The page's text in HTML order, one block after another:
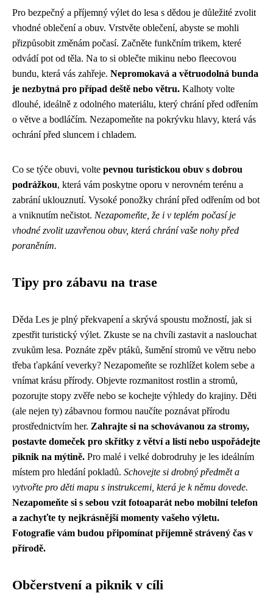
Pro bezpečný a příjemný výlet do lesa s dědou je důležité zvolit
vhodné oblečení a obuv. Vrstvěte oblečení, abyste se mohli
přizpůsobit změnám počasí. Začněte funkčním trikem, které
odvádí pot od těla. Na to si oblečte mikinu nebo fleecovou
bundu, která vás zahřeje. Nepromokavá a větruodolná bunda
je nezbytná pro případ deště nebo větru. Kalhoty volte
dlouhé, ideálně z odolného materiálu, který chrání před odřením
o větve a bodláčím. Nezapomeňte na pokrývku hlavy, která vás
ochrání před sluncem i chladem.
Co se týče obuvi, volte pevnou turistickou obuv s dobrou
podrážkou, která vám poskytne oporu v nerovném terénu a
zabrání uklouznutí. Vysoké ponožky chrání před odřením od bot
a vniknutím nečistot. Nezapomeňte, že i v teplém počasí je
vhodné zvolit uzavřenou obuv, která chrání vaše nohy před
poraněním.
Tipy pro zábavu na trase
Děda Les je plný překvapení a skrývá spoustu možností, jak si
zpestřit turistický výlet. Zkuste se na chvíli zastavit a naslouchat
zvukům lesa. Poznáte zpěv ptáků, šumění stromů ve větru nebo
třeba ťapkání veverky? Nezapomeňte se rozhlížet kolem sebe a
vnímat krásu přírody. Objevte rozmanitost rostlin a stromů,
pozorujte stopy zvěře nebo se kochejte výhledy do krajiny. Děti
(ale nejen ty) zábavnou formou naučíte poznávat přírodu
prostřednictvím her. Zahrajte si na schovávanou za stromy,
postavte domeček pro skřítky z větví a listí nebo uspořádejte
piknik na mýtině. Pro malé i velké dobrodruhy je les ideálním
místem pro hledání pokladů. Schovejte si drobný předmět a
vytvořte pro děti mapu s instrukcemi, která je k němu dovede.
Nezapomeňte si s sebou vzít fotoaparát nebo mobilní telefon
a zachyťte ty nejkrásnější momenty vašeho výletu.
Fotografie vám budou připomínat příjemně strávený čas v
přírodě.
Občerstvení a piknik v cíli